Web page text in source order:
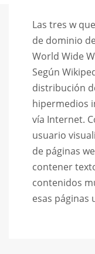
Las tres w
de dominio
World Wide
Según
distribución
hipermedios
vía Internet.
usuario
de páginas
contener
contenidos
esas páginas